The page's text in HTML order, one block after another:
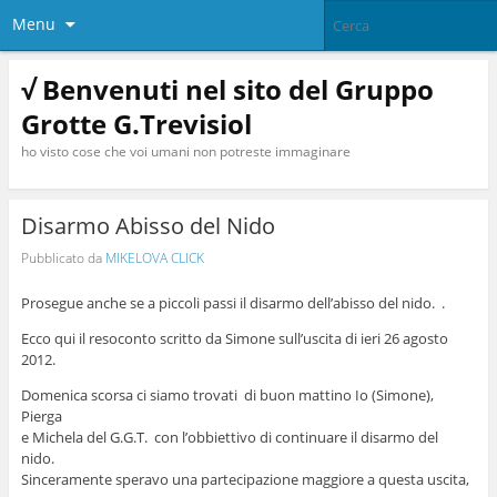
Menu
√ Benvenuti nel sito del Gruppo
Grotte G.Trevisiol
ho visto cose che voi umani non potreste immaginare
Disarmo Abisso del Nido
Pubblicato da MIKELOVA CLICK
Prosegue anche se a piccoli passi il disarmo dell’abisso del nido. .
Ecco qui il resoconto scritto da Simone sull’uscita di ieri 26 agosto
2012.
Domenica scorsa ci siamo trovati di buon mattino Io (Simone),
Pierga
e Michela del G.G.T. con l’obbiettivo di continuare il disarmo del
nido.
Sinceramente speravo una partecipazione maggiore a questa uscita,